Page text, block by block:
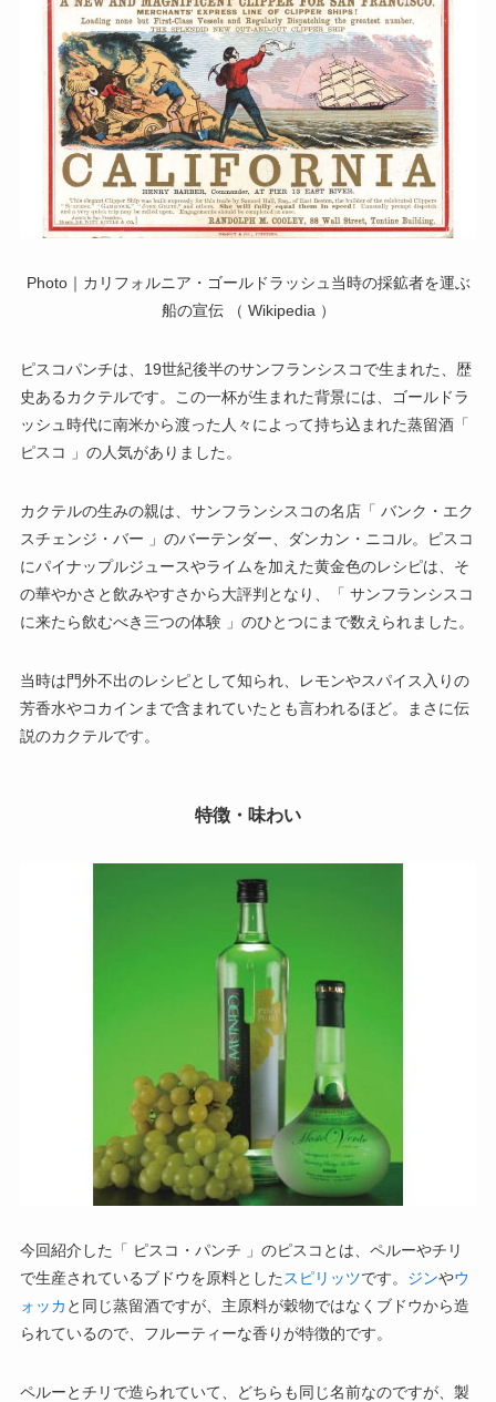
Photo｜カリフォルニア・ゴールドラッシュ当時の採鉱者を運ぶ
船の宣伝 （ Wikipedia ）
ピスコパンチは、19世紀後半のサンフランシスコで生まれた、歴
史あるカクテルです。この一杯が生まれた背景には、ゴールドラ
ッシュ時代に南米から渡った人々によって持ち込まれた蒸留酒「
ピスコ 」の人気がありました。
カクテルの生みの親は、サンフランシスコの名店「 バンク・エク
スチェンジ・バー 」のバーテンダー、ダンカン・ニコル。ピスコ
にパイナップルジュースやライムを加えた黄金色のレシピは、そ
の華やかさと飲みやすさから大評判となり、「 サンフランシスコ
に来たら飲むべき三つの体験 」のひとつにまで数えられました。
当時は門外不出のレシピとして知られ、レモンやスパイス入りの
芳香水やコカインまで含まれていたとも言われるほど。まさに伝
説のカクテルです。
特徴・味わい
今回紹介した「 ピスコ・パンチ 」のピスコとは、ペルーやチリ
で生産されているブドウを原料とした スピリッツです。 ジンやウ
ォッカ と同じ蒸留酒ですが、主原料が穀物ではなくブドウから造
られているので、フルーティーな香りが特徴的です。
ペルーとチリで造られていて、どちらも同じ名前なのですが、製